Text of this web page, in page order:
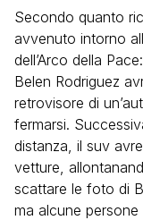
Secondo quanto
avvenuto intorno
dell’Arco della
Belen Rodriguez
retrovisore di
fermarsi.
distanza, il suv
vetture,
scattare le foto di
ma alcune